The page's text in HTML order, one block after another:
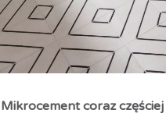
Mikrocement coraz